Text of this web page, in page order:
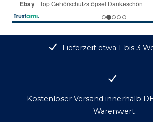
Lieferzeit etwa 1 bis 3
Kostenloser Versand innerhalb
Warenwert